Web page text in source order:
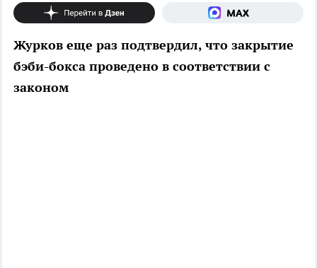
Журков еще раз подтвердил, что закрытие
бэби-бокса проведено в соответствии с
законом